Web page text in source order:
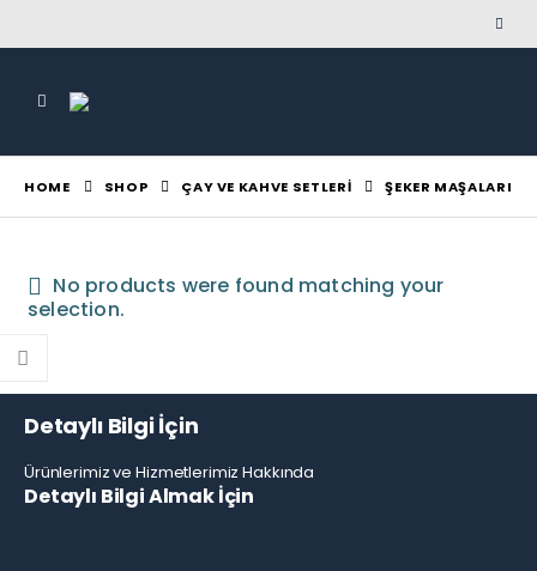
HOME SHOP ÇAY VE KAHVE SETLERI ŞEKER MAŞALARI
No products were found matching your
selection.
Detaylı Bilgi İçin
Ürünlerimiz ve Hizmetlerimiz Hakkında
Detaylı Bilgi Almak İçin